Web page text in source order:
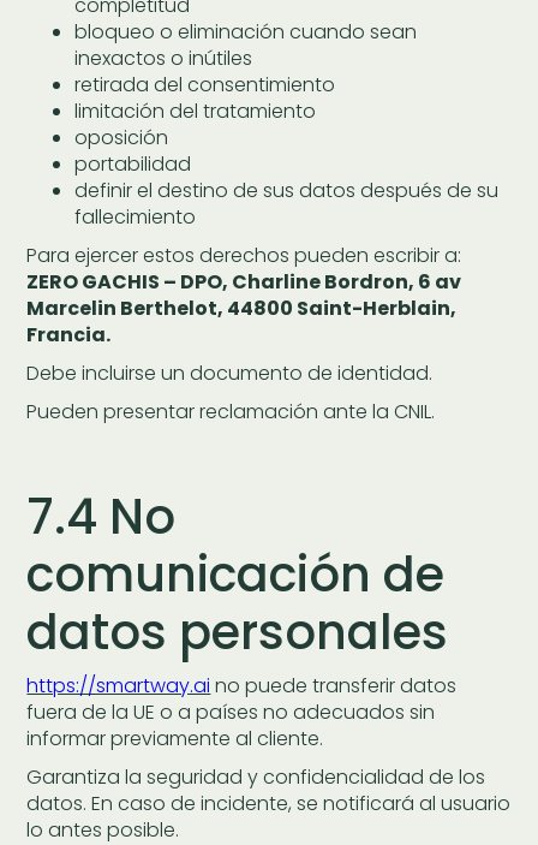
bloqueo o eliminación cuando sean
inexactos o inútiles
retirada del consentimiento
limitación del tratamiento
oposición
portabilidad
definir el destino de sus datos después de su
fallecimiento
Para ejercer estos derechos pueden escribir a:
ZERO GACHIS – DPO, Charline Bordron, 6 av
Marcelin Berthelot, 44800 Saint-Herblain,
Francia.
Debe incluirse un documento de identidad.
Pueden presentar reclamación ante la CNIL.
7.4 No
comunicación de
datos personales
https://smartway.ai no puede transferir datos
fuera de la UE o a países no adecuados sin
informar previamente al cliente.
Garantiza la seguridad y confidencialidad de los
datos. En caso de incidente, se notificará al usuario
lo antes posible.